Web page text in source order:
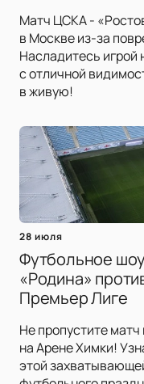
Матч ЦСКА -
в Москве из-за
Насладитесь
с отличной
в живую!
28 июля
Футбольное
«Родина»
Премьер Лиге
Не пропустите
на Арене Химки!
этой